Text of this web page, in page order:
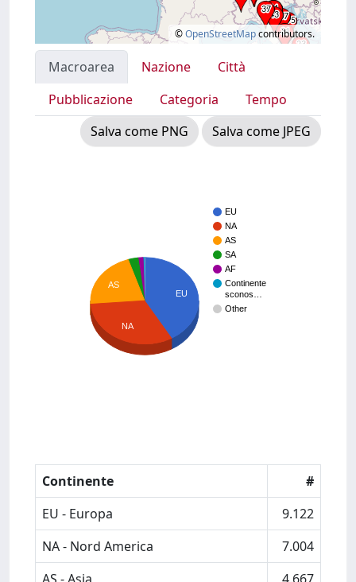
©OpenStreetMapcontributors.
Macroarea Nazione
Città
Pubblicazione
Categoria
Tempo
Salva come PNG
Salva come JPEG
EU
NA
AS
SA
AF
Continente
sconos…
Other
EU
AS
NA
Continente
#
EU - Europa
9.122
NA - Nord America
7.004